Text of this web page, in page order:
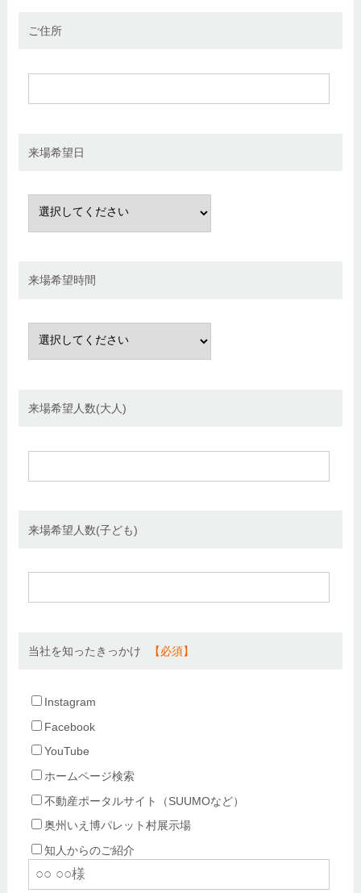
ご住所
来場希望日
来場希望時間
来場希望人数(大人)
来場希望人数(子ども)
当社を知ったきっかけ
Instagram
Facebook
YouTube
ホームページ検索
不動産ポータルサイト（SUUMOなど）
奥州いえ博パレット村展示場
知人からのご紹介